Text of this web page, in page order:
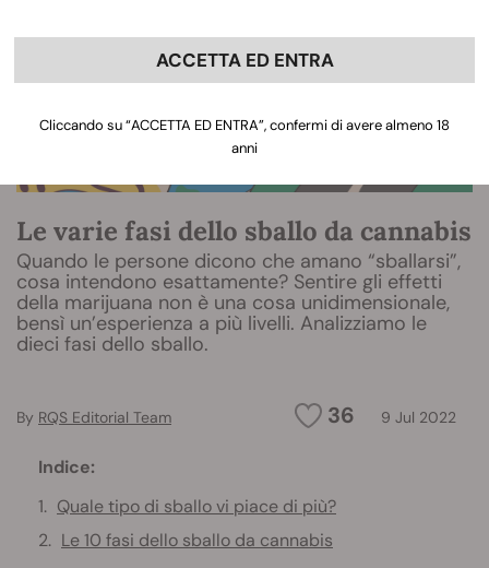
Le varie fasi dello sballo da cannabis
Quando le persone dicono che amano “sballarsi”,
cosa intendono esattamente? Sentire gli effetti
della marijuana non è una cosa unidimensionale,
bensì un’esperienza a più livelli. Analizziamo le
dieci fasi dello sballo.
36 9 Jul 2022
By RQS Editorial Team
Indice:
Quale tipo di sballo vi piace di più?
Le 10 fasi dello sballo da cannabis
ACCETTA ED ENTRA
Cliccando su “ACCETTA ED ENTRA”, confermi di avere almeno 18
anni